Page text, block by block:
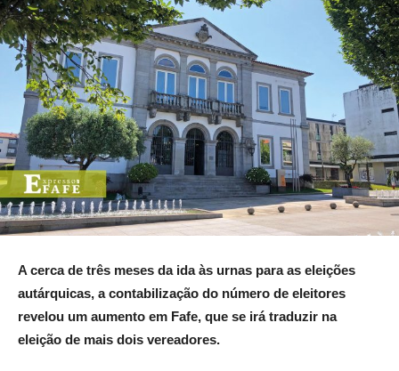
A cerca de três meses da ida às urnas para as eleições
autárquicas, a contabilização do número de eleitores
revelou um aumento em Fafe, que se irá traduzir na
eleição de mais dois vereadores.